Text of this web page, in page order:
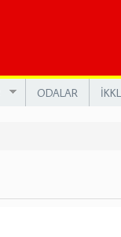
ODALAR